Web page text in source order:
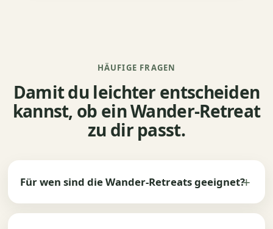
HÄUFIGE FRAGEN
Damit du leichter entscheiden
kannst, ob ein Wander-Retreat
zu dir passt.
Für wen sind die Wander-Retreats geeignet?